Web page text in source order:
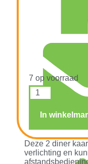
Snelle
7 op voorraad
In
Deze 2 diner
verlichting en